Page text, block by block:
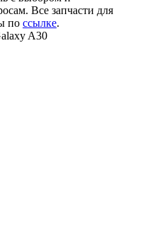
Все запчасти для
по ссылке.
A30